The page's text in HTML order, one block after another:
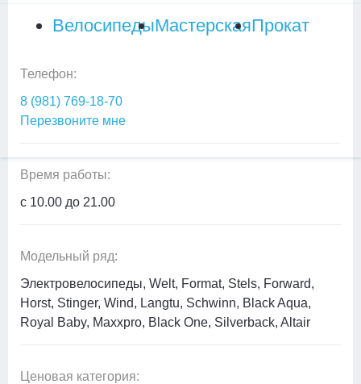
ВелосипедыМастерскаяПрокат
Телефон:
8 (981) 769-18-70
Перезвоните мне
Время работы:
с 10.00 до 21.00
Модельный ряд:
Электровелосипеды, Welt, Format, Stels, Forward,
Horst, Stinger, Wind, Langtu, Schwinn, Black Aqua,
Royal Baby, Maxxpro, Black One, Silverback, Altair
Ценовая категория: